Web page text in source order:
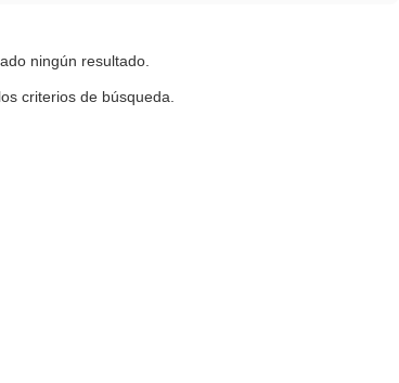
ningún resultado.
criterios de búsqueda.